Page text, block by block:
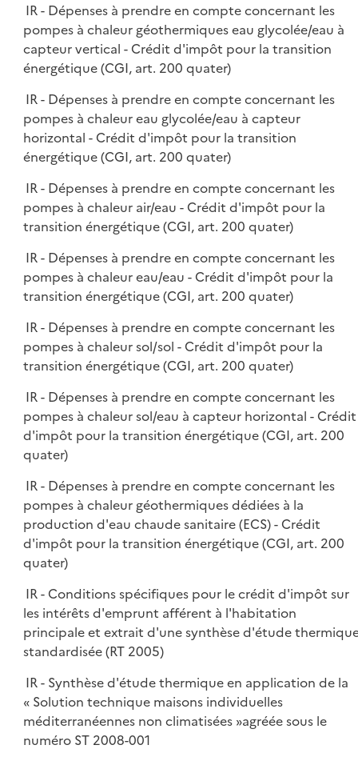
IR - Dépenses à prendre en compte concernant les
pompes à chaleur géothermiques eau glycolée/eau à
capteur vertical - Crédit d'impôt pour la transition
énergétique (CGI, art. 200 quater)
IR - Dépenses à prendre en compte concernant les
pompes à chaleur eau glycolée/eau à capteur
horizontal - Crédit d'impôt pour la transition
énergétique (CGI, art. 200 quater)
IR - Dépenses à prendre en compte concernant les
pompes à chaleur air/eau - Crédit d'impôt pour la
transition énergétique (CGI, art. 200 quater)
IR - Dépenses à prendre en compte concernant les
pompes à chaleur eau/eau - Crédit d'impôt pour la
transition énergétique (CGI, art. 200 quater)
IR - Dépenses à prendre en compte concernant les
pompes à chaleur sol/sol - Crédit d'impôt pour la
transition énergétique (CGI, art. 200 quater)
IR - Dépenses à prendre en compte concernant les
pompes à chaleur sol/eau à capteur horizontal - Crédit
d'impôt pour la transition énergétique (CGI, art. 200
quater)
IR - Dépenses à prendre en compte concernant les
pompes à chaleur géothermiques dédiées à la
production d'eau chaude sanitaire (ECS) - Crédit
d'impôt pour la transition énergétique (CGI, art. 200
quater)
IR - Conditions spécifiques pour le crédit d'impôt sur
les intérêts d'emprunt afférent à l'habitation
principale et extrait d'une synthèse d'étude
standardisée (RT 2005)
IR - Synthèse d'étude thermique en application de la
« Solution technique maisons individuelles
méditerranéennes non climatisées »agréée sous le
numéro ST 2008-001